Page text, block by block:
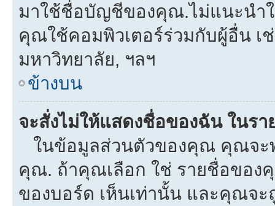
มาใช้ชื่อบัญชีของคุณ.ไม่แนะนำ
คุณใช้คอมพิวเตอร์ร่วมกับผู้อื่น เ
มหาวิทยาลัย, ฯลฯ
ข้างบน
จะสั่งไม่ให้แสดงชื่อของฉัน ในร
ในข้อมูลส่วนตัวของคุณ คุณจะ
คุณ. ถ้าคุณเลือก ใช่ รายชื่อของ
ของบอร์ด เห็นเท่านั้น และคุณจ